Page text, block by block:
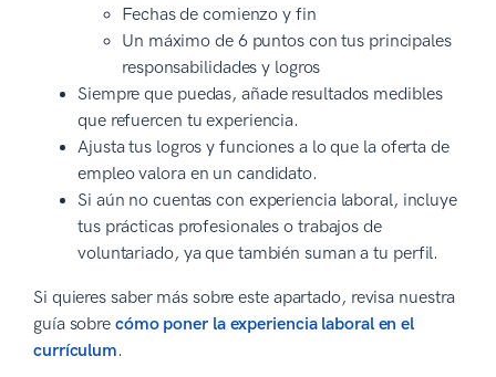
Fechas de comienzo y fin
Un máximo de 6 puntos con tus principales
responsabilidades y logros
Siempre que puedas, añade resultados medibles
que refuercen tu experiencia.
Ajusta tus logros y funciones a lo que la oferta de
empleo valora en un candidato.
Si aún no cuentas con experiencia laboral, incluye
tus prácticas profesionales o trabajos de
voluntariado, ya que también suman a tu perfil.
Si quieres saber más sobre este apartado, revisa nuestra
guía sobre cómo poner la experiencia laboral en el
currículum.